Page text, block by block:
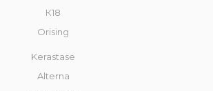
К18
Orising
Kerastase
Alterna